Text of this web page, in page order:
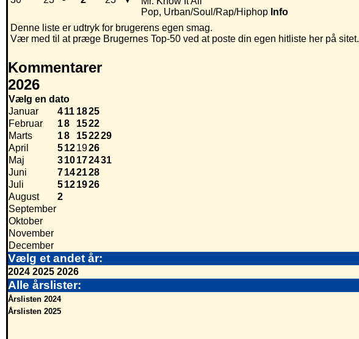
Pop, Urban/Soul/Rap/Hiphop Info
Denne liste er udtryk for brugerens egen smag.
Vær med til at præge Brugernes Top-50 ved at poste din egen hitliste her på sitet.
Kommentarer
2026
Vælg en dato
Januar
411 1825
Februar
18 1522
Marts
18 152229
April
5121926
Maj
310172431
Juni
7142128
Juli
5121926
August
2
September
Oktober
November
December
Vælg et andet år:
2024 2025 2026
Alle årslister:
Årslisten 2024
Årslisten 2025